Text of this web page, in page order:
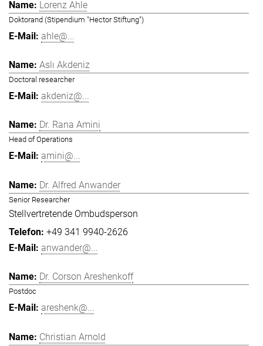
Lorenz Ahle
Doktorand (Stipendium "Hector Stiftung")
ahle@...
Aslı Akdeniz
Doctoral researcher
akdeniz@...
Dr. Rana Amini
Head of Operations
amini@...
Dr. Alfred Anwander
Senior Researcher
Stellvertretende Ombudsperson
+49 341 9940-2626
anwander@...
Dr. Corson Areshenkoff
Postdoc
areshenk@...
Christian Arnold